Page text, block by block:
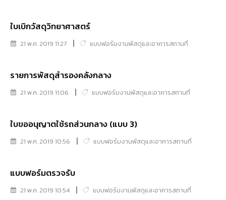
ใบเบิกวัสดุวิทยาศาสตร์
21 พ.ค. 2019 11:27 แบบฟอร์มงานพัสดุและอาคารสถานที่
รายการพัสดุสำรองคลังกลาง
21 พ.ค. 2019 11:06 แบบฟอร์มงานพัสดุและอาคารสถานที่
ใบขออนุญาตใช้รถส่วนกลาง (แบบ 3)
21 พ.ค. 2019 10:56 แบบฟอร์มงานพัสดุและอาคารสถานที่
แบบฟอร์มตรวจรับ
21 พ.ค. 2019 10:54 แบบฟอร์มงานพัสดุและอาคารสถานที่